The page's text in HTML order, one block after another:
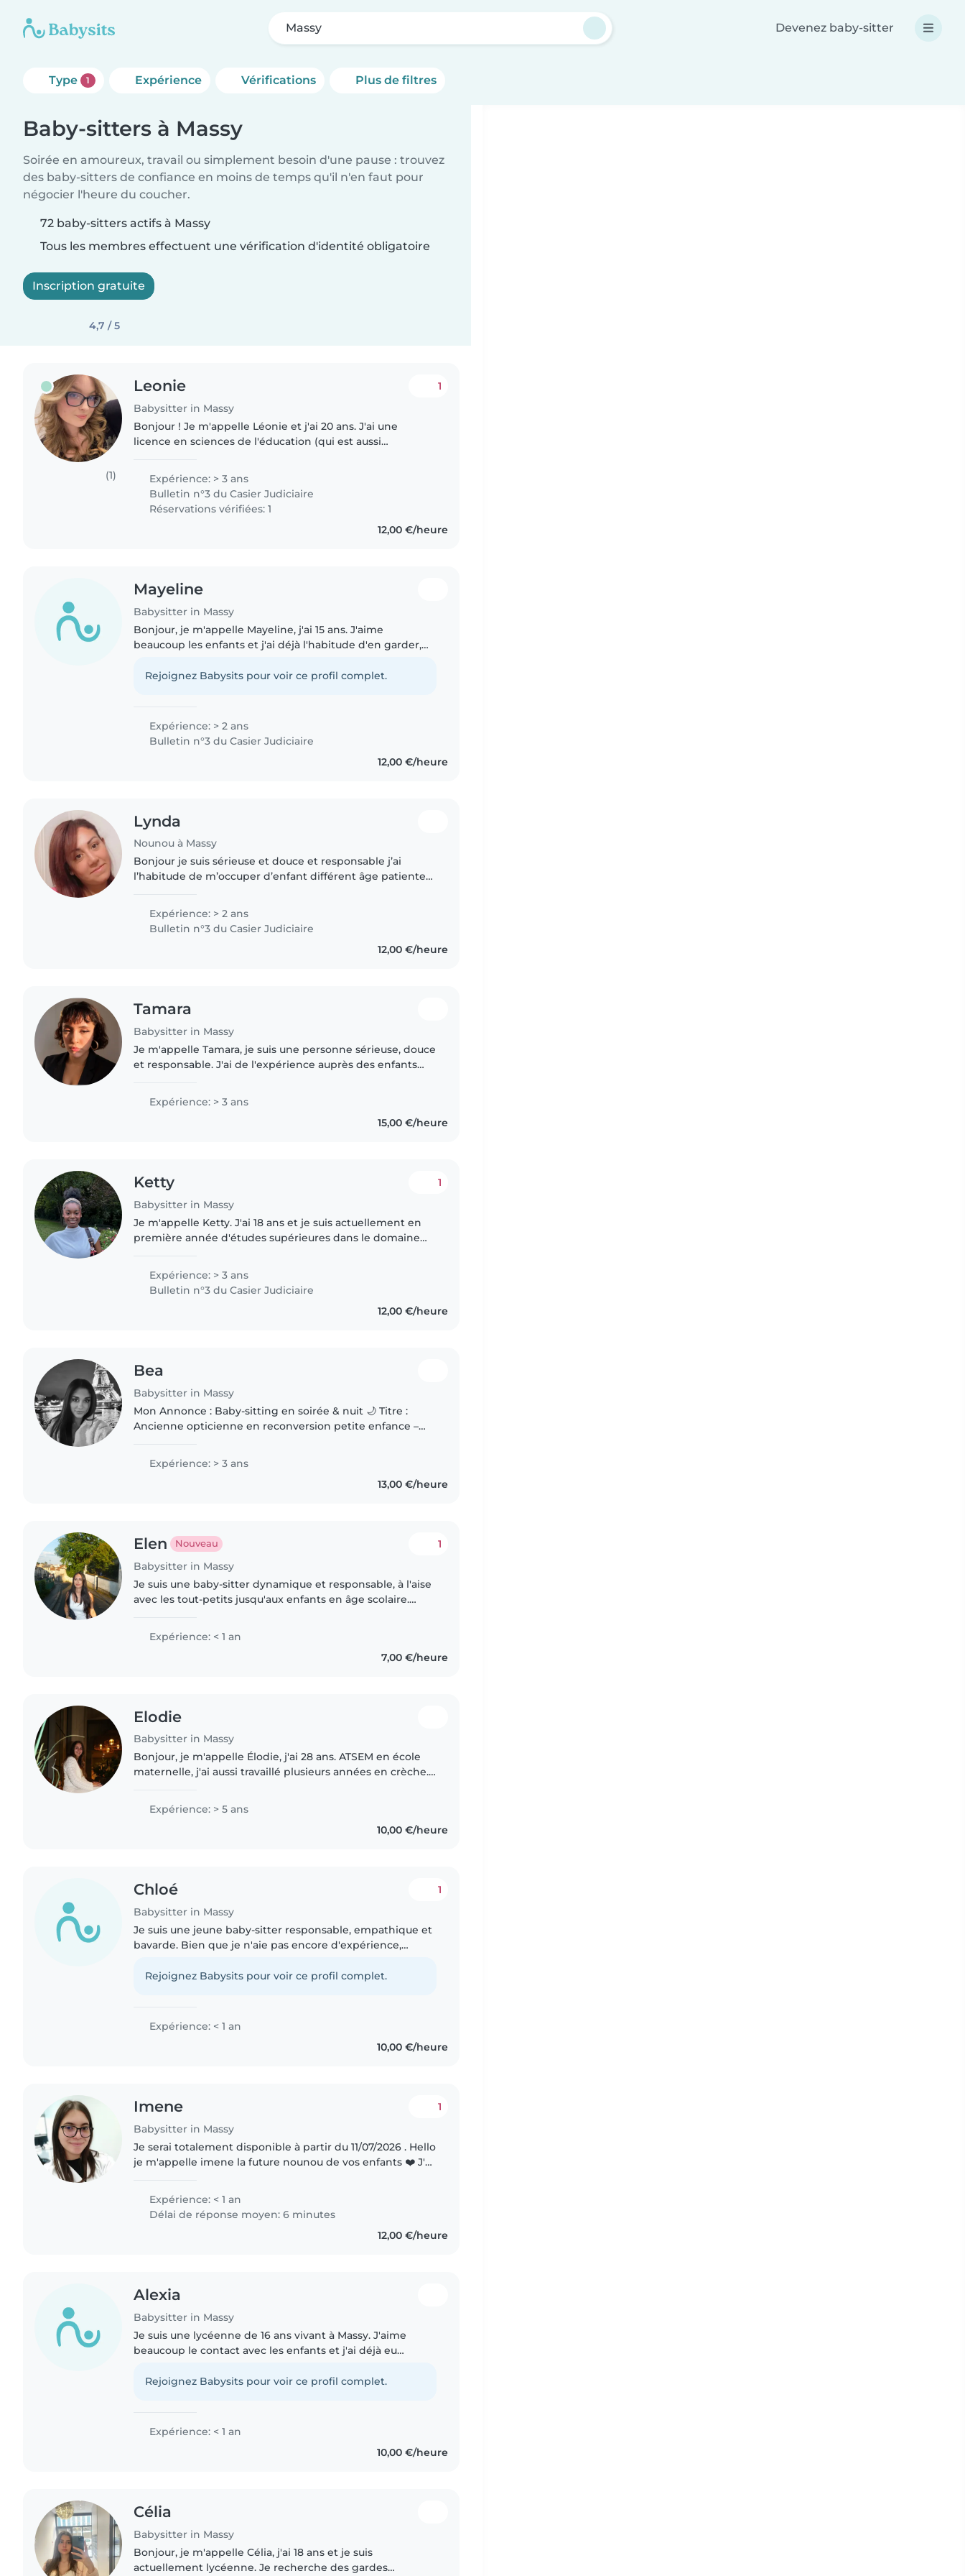
Massy Devenez baby-sitter
Type 1 Expérience Vérifications Plus de filtres
Baby-sitters à Massy
Soirée en amoureux, travail ou simplement besoin d'une pause : trouvez
des baby-sitters de confiance en moins de temps qu'il n'en faut pour
négocier l'heure du coucher.
72 baby-sitters actifs à Massy
Tous les membres effectuent une vérification d'identité obligatoire
Inscription gratuite
4,7 / 5
(1)
Leonie
Babysitter in Massy
1
Bonjour ! Je m'appelle Léonie et j'ai 20 ans. J'ai une
licence en sciences de l'éducation (qui est aussi
écoles. J'ai déjà de..
Expérience: > 3 ans
Bulletin n°3 du Casier Judiciaire
Réservations vérifiées: 1
12,00 €/heure
Mayeline
Babysitter in Massy
Bonjour, je m'appelle Mayeline, j'ai 15 ans. J'aime
beaucoup les enfants et j'ai déjà l'habitude d'en garder,
Je sais les occuper..
Rejoignez Babysits pour voir ce profil complet.
Expérience: > 2 ans
Bulletin n°3 du Casier Judiciaire
12,00 €/heure
Lynda
Nounou à Massy
Bonjour je suis sérieuse et douce et responsable j’ai
l’habitude de m’occuper d’enfant différent âge patiente
facilement au famille..
Expérience: > 2 ans
Bulletin n°3 du Casier Judiciaire
12,00 €/heure
Tamara
Babysitter in Massy
Je m'appelle Tamara, je suis une personne sérieuse, douce
et responsable. J'ai de l'expérience auprès des enfants
d'accompagnement...
Expérience: > 3 ans
15,00 €/heure
Ketty
Babysitter in Massy
1
Je m'appelle Ketty. J'ai 18 ans et je suis actuellement en
première année d'études supérieures dans le domaine
Depuis..
Expérience: > 3 ans
Bulletin n°3 du Casier Judiciaire
12,00 €/heure
Bea
Babysitter in Massy
Mon Annonce : Baby-sitting en soirée & nuit 🌙 Titre :
Ancienne opticienne en reconversion petite enfance –
Actuellement en pleine..
Expérience: > 3 ans
13,00 €/heure
Elen Nouveau
Babysitter in Massy
1
Je suis une baby-sitter dynamique et responsable, à l'aise
avec les tout-petits jusqu'aux enfants en âge scolaire.
Expérience: < 1 an
7,00 €/heure
Elodie
Babysitter in Massy
Bonjour, je m'appelle Élodie, j'ai 28 ans. ATSEM en école
maternelle, j'ai aussi travaillé plusieurs années en crèche.
leur proposant..
Expérience: > 5 ans
10,00 €/heure
Chloé
Babysitter in Massy
1
Je suis une jeune baby-sitter responsable, empathique et
bavarde. Bien que je n'aie pas encore d'expérience,
des tout-petits..
Rejoignez Babysits pour voir ce profil complet.
Expérience: < 1 an
10,00 €/heure
Imene
Babysitter in Massy
1
Je serai totalement disponible à partir du 11/07/2026 . Hello
je m'appelle imene la future nounou de vos enfants ❤️ J'ai
second..
Expérience: < 1 an
Délai de réponse moyen: 6 minutes
12,00 €/heure
Alexia
Babysitter in Massy
Je suis une lycéenne de 16 ans vivant à Massy. J'aime
beaucoup le contact avec les enfants et j'ai déjà eu
Entre jeux, activités..
Rejoignez Babysits pour voir ce profil complet.
Expérience: < 1 an
10,00 €/heure
Célia
Babysitter in Massy
Bonjour, je m'appelle Célia, j'ai 18 ans et je suis
actuellement lycéenne. Je recherche des gardes